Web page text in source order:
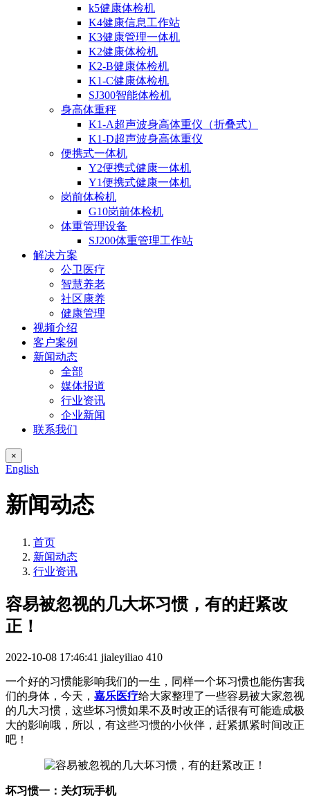
k5健康体检机
K4健康信息工作站
K3健康管理一体机
K2健康体检机
K2-B健康体检机
K1-C健康体检机
SJ300智能体检机
身高体重秤
K1-A超声波身高体重仪（折叠式）
K1-D超声波身高体重仪
便携式一体机
Y2便携式健康一体机
Y1便携式健康一体机
岗前体检机
G10岗前体检机
体重管理设备
SJ200体重管理工作站
解决方案
公卫医疗
智慧养老
社区康养
健康管理
视频介绍
客户案例
新闻动态
全部
媒体报道
行业资讯
企业新闻
联系我们
×
English
新闻动态
首页
新闻动态
行业资讯
容易被忽视的几大坏习惯，有的赶紧改
正！
2022-10-08 17:46:41 jialeyiliao 410
一个好的习惯能影响我们的一生，同样一个坏习惯也能伤害我
们的身体，今天， 嘉乐医疗给大家整理了一些容易被大家忽视
的几大习惯，这些坏习惯如果不及时改正的话很有可能造成极
大的影响哦，所以，有这些习惯的小伙伴，赶紧抓紧时间改正
吧！
坏习惯一：关灯玩手机